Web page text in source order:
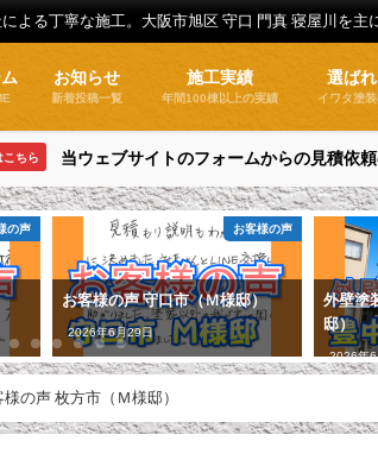
よる丁寧な施工。大阪市旭区 守口 門真 寝屋川を主
お知らせ
新着投稿一覧
施工実績
年間100棟以上の実績
選ば
イワタ塗
こちら 当ウェブサイトのフォームからの見積依
の声 お客様の声
お客様の声 守口市（Ｍ様邸）
2026年6月29日
外壁塗
邸）
2026年
様の声 枚方市（Ｍ様邸）